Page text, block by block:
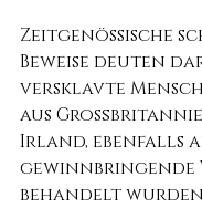
Zeitgenössische
Beweise deuten
versklavte
aus
Irland, ebenfalls
gewinnbringende
behandelt